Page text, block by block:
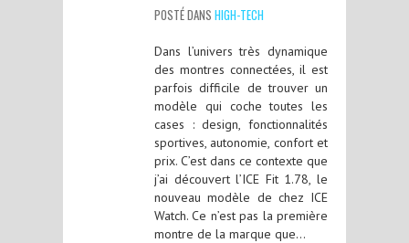
POSTÉ DANS HIGH-TECH
Dans l’univers très dynamique
des montres connectées, il est
parfois difficile de trouver un
modèle qui coche toutes les
cases : design, fonctionnalités
sportives, autonomie, confort et
prix. C’est dans ce contexte que
j’ai découvert l’ICE Fit 1.78, le
nouveau modèle de chez ICE
Watch. Ce n’est pas la première
montre de la marque que…